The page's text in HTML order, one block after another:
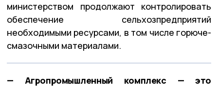
министерством продолжают контролировать
обеспечение сельхозпредприятий
необходимыми ресурсами, в том числе горюче-
смазочными материалами.
— Агропромышленный комплекс — это